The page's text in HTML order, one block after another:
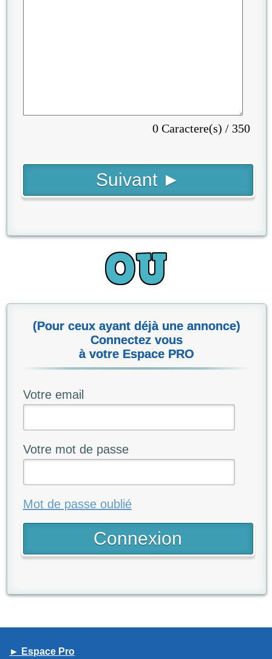
0 Caractere(s) / 350
(Pour ceux ayant déjà une annonce)
Connectez vous
à votre Espace PRO
Votre email
Votre mot de passe
Mot de passe oublié
► Espace Pro